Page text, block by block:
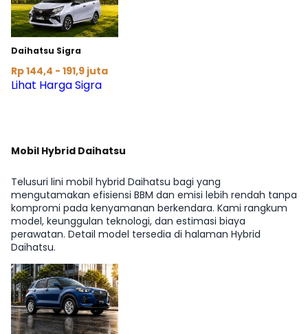
Daihatsu Sigra
Rp 144,4 - 191,9 juta
Lihat Harga Sigra
Mobil Hybrid Daihatsu
Telusuri lini mobil hybrid Daihatsu bagi yang
mengutamakan efisiensi BBM dan emisi lebih rendah tanpa
kompromi pada kenyamanan berkendara. Kami rangkum
model, keunggulan teknologi, dan estimasi biaya
perawatan. Detail model tersedia di halaman Hybrid
Daihatsu.